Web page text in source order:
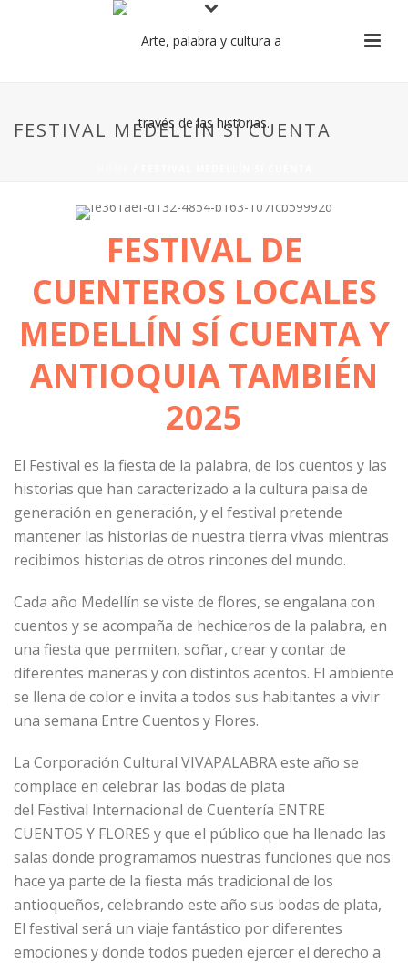
FESTIVAL MEDELLÍN SÍ CUENTA
FESTIVAL DE
CUENTEROS LOCALES
MEDELLÍN SÍ CUENTA Y
ANTIOQUIA TAMBIÉN
2025
El Festival es la fiesta de la palabra, de los cuentos y las
historias que han caracterizado a la cultura paisa de
generación en generación, y el festival pretende
mantener las historias de nuestra tierra vivas mientras
recibimos historias de otros rincones del mundo.
Cada año Medellín se viste de flores, se engalana con
cuentos y se acompaña de hechiceros de la palabra, en
una fiesta que permiten, soñar, crear y contar de
diferentes maneras y con distintos acentos. El ambiente
se llena de color e invita a todos sus habitantes a vivir
una semana Entre Cuentos y Flores.
La Corporación Cultural VIVAPALABRA este año se
complace en celebrar las bodas de plata
del Festival Internacional de Cuentería ENTRE
CUENTOS Y FLORES y que el público que ha llenado las
salas donde programamos nuestras funciones que nos
hace ya parte de la fiesta más tradicional de los
antioqueños, celebrando este año sus bodas de plata,
El festival será un viaje fantástico por diferentes
emociones y donde todos pueden ejercer el derecho a